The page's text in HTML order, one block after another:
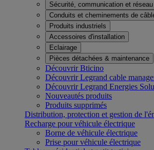
Sécurité, communication et réseau
Conduits et cheminements de
Produits industriels
Accessoires d'installation
Eclairage
Pièces détachées & maintenance
Découvrir Bticino
Découvrir Legrand cable
Découvrir Legrand Energies
Nouveautés produits
Produits supprimés
Distribution, protection et gestion de
Recharge pour véhicule électrique
Borne de véhicule électrique
Prise pour véhicule électrique